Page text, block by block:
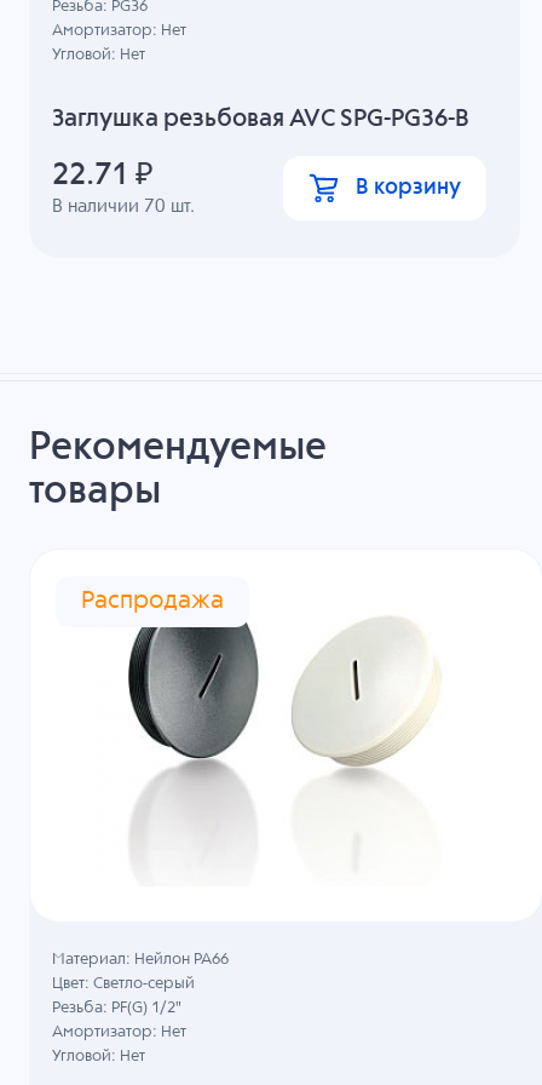
Заглушка резьбовая AVC SPG-PG36-B
В наличии 70 шт.
Резьба: PG36
Амортизатор: Нет
Угловой: Нет
22.71 ₽ В корзину
Рекомендуемые
товары
Распродажа
Материал: Нейлон PA66
Цвет: Светло-серый
Резьба: PF(G) 1/2"
Амортизатор: Нет
Угловой: Нет